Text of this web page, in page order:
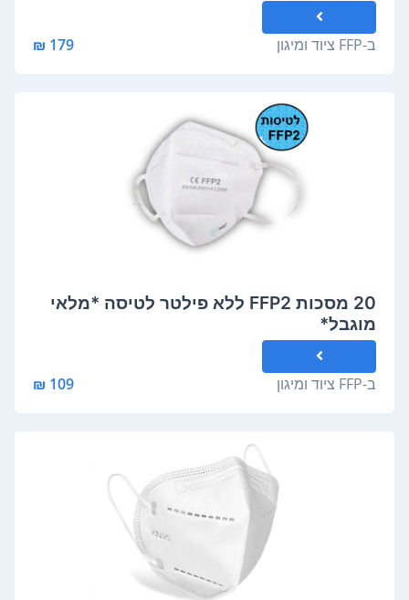
ב-FFP ציוד ומיגון 179 ₪
20 מסכות FFP2 ללא פילטר לטיסה *מלאי
מוגבל*
ב-FFP ציוד ומיגון 109 ₪